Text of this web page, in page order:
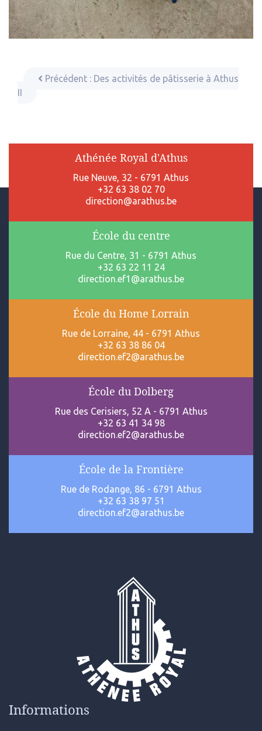
Précédent : Des activités de pâtisserie à Athus
II
Athénée Royal d'Athus
Rue Neuve, 32 - 6791 Athus
+32 63 38 02 70
direction@arathus.be
École du centre
Rue du Centre, 31 - 6791 Athus
+32 63 22 11 24
direction.ef1@arathus.be
École du Home Lorrain
Rue de Lorraine, 44 - 6791 Athus
+32 63 38 86 04
direction.ef2@arathus.be
École du Dolberg
Rue des Cerisiers, 52 A - 6791 Athus
+32 63 41 34 98
direction.ef2@arathus.be
École de la Frontière
Rue de Rodange, 86 - 6791 Athus
+32 63 38 97 51
direction.ef2@arathus.be
Informations